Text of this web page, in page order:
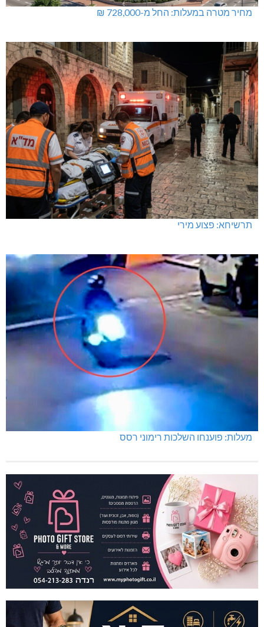
מחיר מטרה במעלות: החל מ-728,000 ₪
תרשיחא: פצוע מירי
מעלות: פוענחו השלכות רימוני רסס